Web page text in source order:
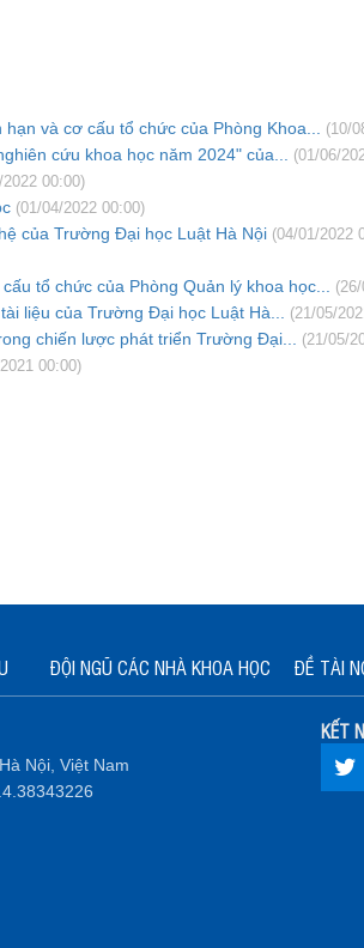
và cơ cấu tổ chức của Phòng Khoa... (10/
cứu khoa học năm 2024" của... (01/06/
2022 00:00)
(01/04/2022 00:00)
của Trường Đại học Luật Hà Nội (04/01/2022
tổ chức của Phòng Quản lý khoa học...
liệu của Trường Đại học Luật Hà... (21/05/
chiến lược phát triển Trường Đại... (21/05/
00:00)
ĐỘI NGŨ CÁC NHÀ KHOA HỌC
ĐỀ TÀI
Nội, Việt Nam
KẾT